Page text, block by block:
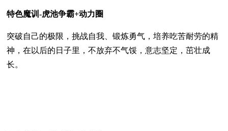
特色魔训-虎池争霸+动力圈
突破自己的极限，挑战自我、锻炼勇气，培养吃苦耐劳的精
神，在以后的日子里，不放弃不气馁，意志坚定，茁壮成
长。